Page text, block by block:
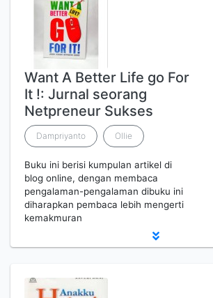
Want A Better Life go For
It !: Jurnal seorang
Netpreneur Sukses
Dampriyanto Ollie
Buku ini berisi kumpulan artikel di
blog online, dengan membaca
pengalaman-pengalaman dibuku ini
diharapkan pembaca lebih mengerti
kemakmuran